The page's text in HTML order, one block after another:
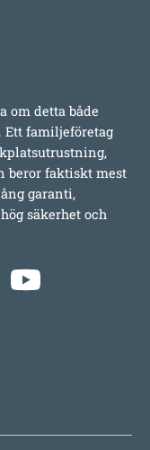
om detta både
Ett familjeföretag
beror faktiskt mest
garanti,
säkerhet och